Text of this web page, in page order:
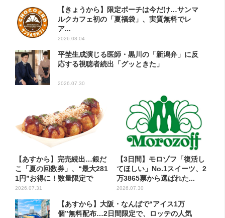
【きょうから】限定ポーチは今だけ…サンマ
ルクカフェ初の「夏福袋」、実質無料でレ
ア...
2026.08.04
平埜生成演じる医師・黒川の「新潟弁」に反
応する視聴者続出「グッときた」
2026.07.30
【あすから】完売続出…銀だ
こ「夏の回数券」、“最大281
1円”お得に！数量限定で
2026.07.31
【3日間】モロゾフ「復活し
てほしい」No.1スイーツ、2
万3865票から選ばれた...
2026.07.30
【あすから】大阪・なんばで“アイス1万
個”無料配布…2日間限定で、ロッテの人気